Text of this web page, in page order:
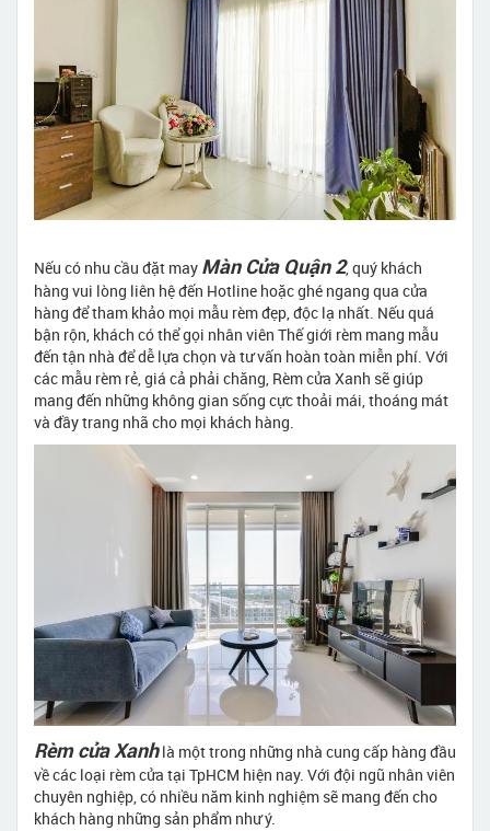
Nếu có nhu cầu đặt may Màn Cửa Quận 2, quý khách
hàng vui lòng liên hệ đến Hotline hoặc ghé ngang qua cửa
hàng để tham khảo mọi mẫu rèm đẹp, độc lạ nhất. Nếu quá
bận rộn, khách có thể gọi nhân viên Thế giới rèm mang mẫu
đến tận nhà để dễ lựa chọn và tư vấn hoàn toàn miễn phí. Với
các mẫu rèm rẻ, giá cả phải chăng, Rèm cửa Xanh sẽ giúp
mang đến những không gian sống cực thoải mái, thoáng mát
và đầy trang nhã cho mọi khách hàng.
Rèm cửa Xanhlà một trong những nhà cung cấp hàng đầu
về các loại rèm cửa tại TpHCM hiện nay. Với đội ngũ nhân viên
chuyên nghiệp, có nhiều năm kinh nghiệm sẽ mang đến cho
khách hàng những sản phẩm như ý.